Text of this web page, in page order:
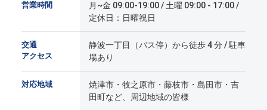
営業時間
月~金 09:00-19:00 / 土曜 09:00 - 17:00 /
定休日：日曜祝日
交通
アクセス
静波一丁目（バス停）から徒歩 4 分 / 駐車
場あり
対応地域
焼津市・牧之原市・藤枝市・島田市・吉
田町など、周辺地域の皆様